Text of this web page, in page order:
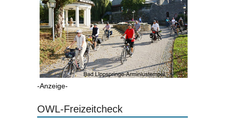
-Anzeige-
OWL-Freizeitcheck